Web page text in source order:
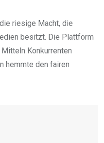
riesige Macht, die
besitzt. Die Plattform
Konkurrenten
hemmte den fairen